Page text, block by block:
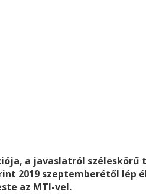
a javaslatról széleskörű
2019 szeptemberétől lép
az MTI-vel.